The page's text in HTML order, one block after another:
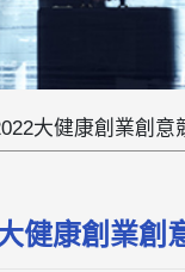
大健康創業創意
健康創業創